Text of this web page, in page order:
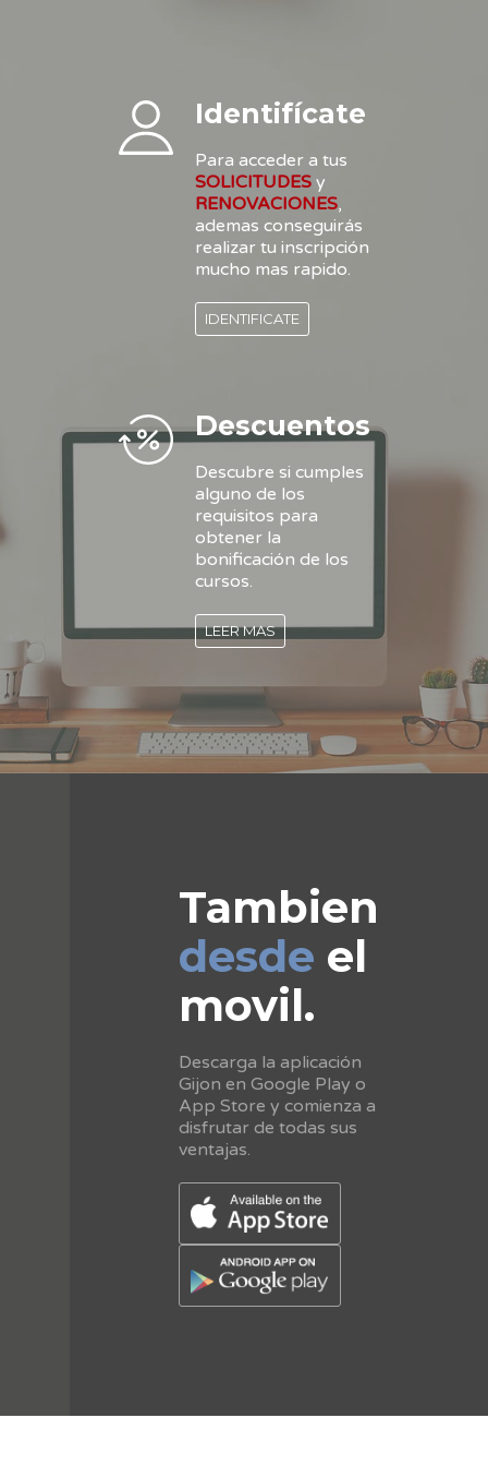
Identifícate
Para acceder a tus
SOLICITUDES y
RENOVACIONES,
ademas conseguirás
realizar tu inscripción
mucho mas rapido.
IDENTIFICATE
Descuentos
Descubre si cumples
alguno de los
requisitos para
obtener la
bonificación de los
cursos.
LEER MAS
Tambien
desde el
movil.
Descarga la aplicación
Gijon en Google Play o
App Store y comienza a
disfrutar de todas sus
ventajas.